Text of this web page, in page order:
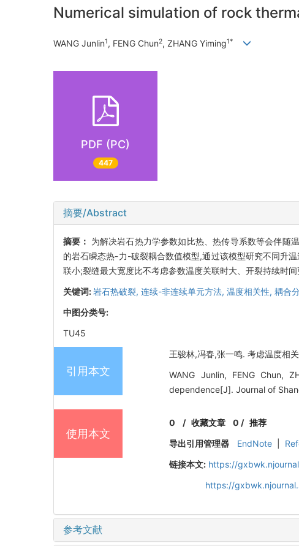
Numerical simulation of rock
WANG Junlin1, FENG Chun2, ZHANG Yiming1*
PDF (PC)
447
摘要/Abstract
摘要： 为解决岩石热力学参数如比热、热传导系数等会伴随
的岩石瞬态热-力-破裂耦合数值模型,通过该模型研究不同升
联小;裂缝最大宽度比不考虑参数温度关联时大、开裂持续时间
关键词:岩石热破裂, 连续-非连续单元方法, 温度相关性, 耦合
中图分类号:
TU45
引用本文
王骏林,冯春,张一鸣. 考虑温度相
WANG Junlin, FENG Chun,
dependence[J]. Journal of
使用本文
0 /收藏文章 0 / 推荐
导出引用管理器
EndNote
链接本文: https://
https://
参考文献